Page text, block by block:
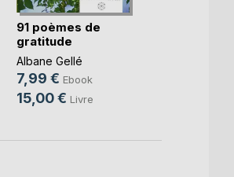
91 poèmes de
gratitude
Albane Gellé
7,99 € Ebook
15,00 € Livre